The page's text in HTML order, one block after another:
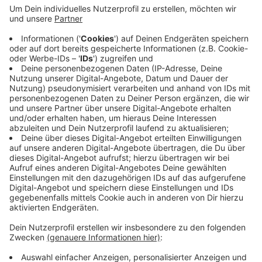
0228 / 40071-0
Oder schreibt uns eine Mail über das
untenstehende Formular!
Veröffentlicht:Mittwoch, 29.04.2026 18:10
Anzeige
Anzeige
Anzeige